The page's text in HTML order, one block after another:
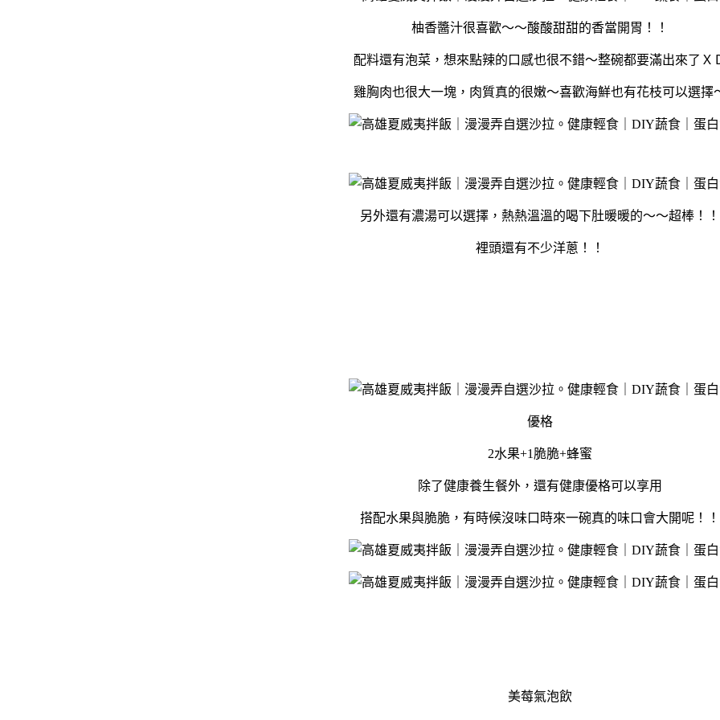
柚香醬汁很喜歡～～酸酸甜甜的香當開胃！！
配料還有泡菜，想來點辣的口感也很不錯～整碗都要滿出來了Ｘ
雞胸肉也很大一塊，肉質真的很嫩～喜歡海鮮也有花枝可以選擇
另外還有濃湯可以選擇，熱熱溫溫的喝下肚暖暖的～～超棒！！
裡頭還有不少洋蔥！！
優格
2水果+1脆脆+蜂蜜
除了健康養生餐外，還有健康優格可以享用
搭配水果與脆脆，有時候沒味口時來一碗真的味口會大開呢！！
美莓氣泡飲